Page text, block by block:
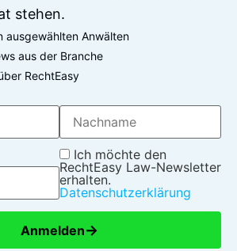
stehen.
ausgewählten Anwälten
aus der Branche
RechtEasy
Ich möchte den
RechtEasy Law-Newsletter
erhalten.
Datenschutzerklärung
Anmelden→